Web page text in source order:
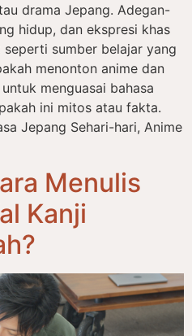
drama Jepang. Adegan-
hidup, dan ekspresi khas
sumber belajar yang
menonton anime dan
menguasai bahasa
ini mitos atau fakta.
Jepang Sehari-hari, Anime
Menulis
Kanji